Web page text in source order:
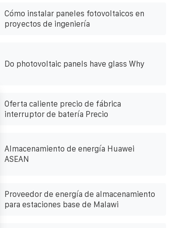
Cómo instalar paneles fotovoltaicos en
proyectos de ingeniería
Do photovoltaic panels have glass Why
Oferta caliente precio de fábrica
interruptor de batería Precio
Almacenamiento de energía Huawei
ASEAN
Proveedor de energía de almacenamiento
para estaciones base de Malawi